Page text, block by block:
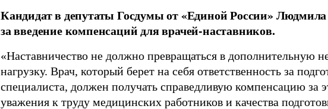
Кандидат в депутаты Госдумы от «Единой России»
за введение компенсаций для врачей-наставников.
«Наставничество не должно превращаться в дополнительную
нагрузку. Врач, который берет на себя ответственность за
специалиста, должен получать справедливую компенсацию за
уважения к труду медицинских работников и качества